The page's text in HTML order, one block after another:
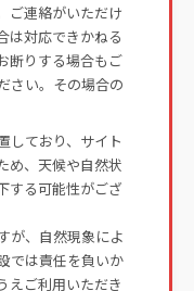
ご連絡がいただけ
は対応できかねる
断りする場合もご
さい。その場合の
しており、サイト
め、天候や自然状
する可能性がござ
が、自然現象によ
では責任を負いか
えご利用いただき